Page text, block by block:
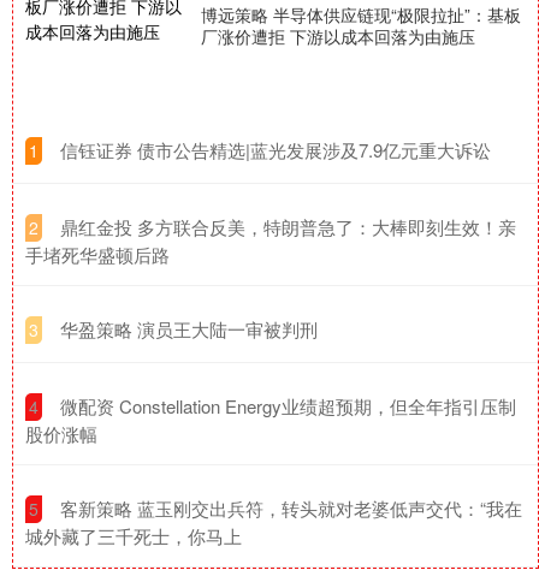
博远策略 半导体供应链现“极限拉扯”：基板
厂涨价遭拒 下游以成本回落为由施压
1 ​信钰证券 债市公告精选|蓝光发展涉及7.9亿元重大诉讼
2
​鼎红金投 多方联合反美，特朗普急了：大棒即刻生效！亲
手堵死华盛顿后路
3 ​华盈策略 演员王大陆一审被判刑
4
​微配资 Constellation Energy业绩超预期，但全年指引压制
股价涨幅
5
​客新策略 蓝玉刚交出兵符，转头就对老婆低声交代：“我在
城外藏了三千死士，你马上